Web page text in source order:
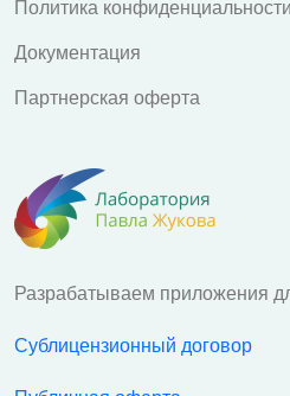
Политика конфиденциальности
Документация
Партнерская оферта
Разрабатываем приложения
Сублицензионный договор